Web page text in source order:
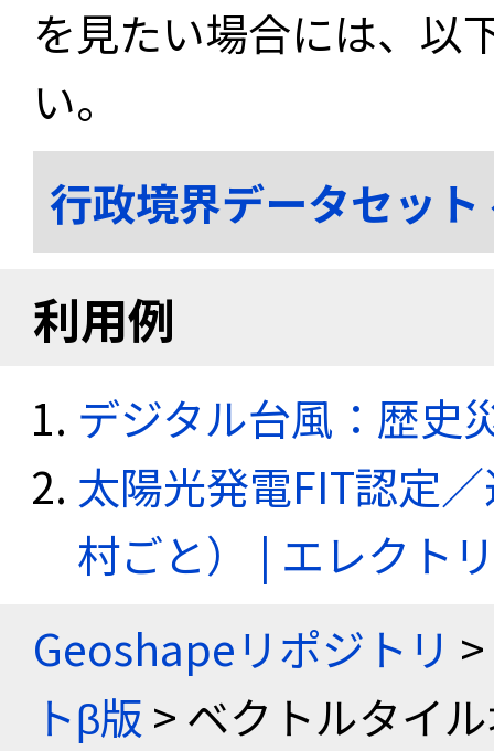
を見たい場合には、以
い。
行政境界データセッ
利用例
デジタル台風：歴史
太陽光発電FIT認定
村ごと） | エレクト
Geoshapeリポジトリ >
トβ版 > ベクトルタイ